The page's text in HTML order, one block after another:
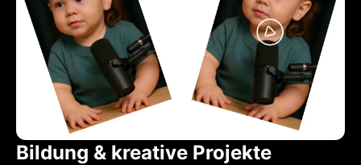
Bildung & kreative Projekte